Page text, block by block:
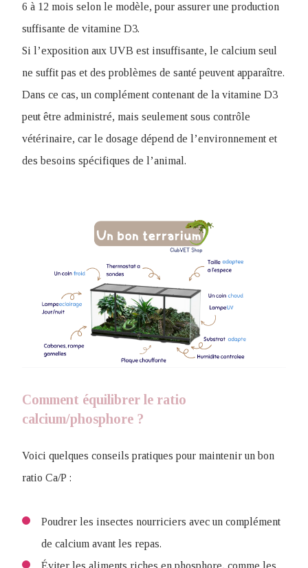
6 à 12 mois selon le modèle, pour assurer une production
suffisante de vitamine D3.
Si l’exposition aux UVB est insuffisante, le calcium seul
ne suffit pas et des problèmes de santé peuvent apparaître.
Dans ce cas, un complément contenant de la vitamine D3
peut être administré, mais seulement sous contrôle
vétérinaire, car le dosage dépend de l’environnement et
des besoins spécifiques de l’animal.
Comment équilibrer le ratio
calcium/phosphore ?
Voici quelques conseils pratiques pour maintenir un bon
ratio Ca/P :
Poudrer les insectes nourriciers avec un complément
de calcium avant les repas.
Éviter les aliments riches en phosphore, comme les